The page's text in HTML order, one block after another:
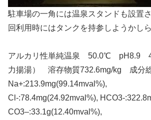
駐車場の一角には温泉スタンドも設置
回利用時にはタンクを持参しようかしら
アルカリ性単純温泉 50.0℃ pH8.9
力揚湯） 溶存物質732.6mg/kg 成分
Na+:213.9mg(99.14mval%),
Cl-:78.4mg(24.92mval%), HCO3-
CO3–:33.1g(12.40mval%),